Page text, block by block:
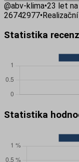
@abv-klima•23 let
26742977•
Statistika
Statistika